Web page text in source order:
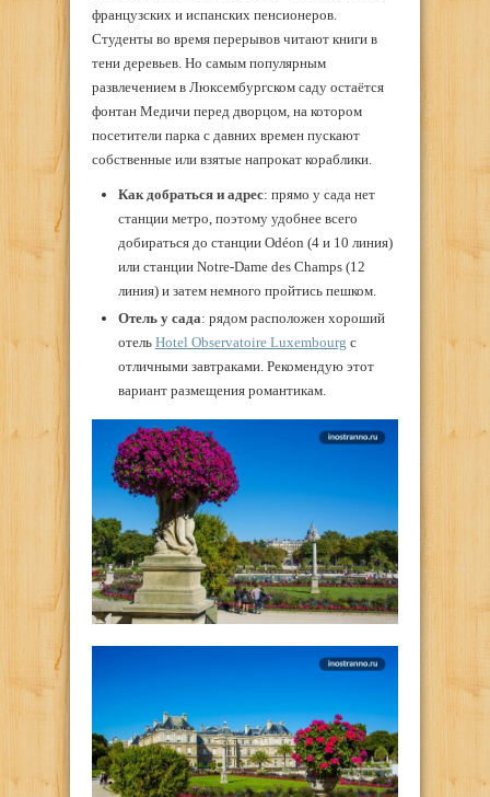
французских и испанских пенсионеров.
Студенты во время перерывов читают книги в
тени деревьев. Но самым популярным
развлечением в Люксембургском саду остаётся
фонтан Медичи перед дворцом, на котором
посетители парка с давних времен пускают
собственные или взятые напрокат кораблики.
Как добраться и адрес: прямо у сада нет
станции метро, поэтому удобнее всего
добираться до станции Odéon (4 и 10 линия)
или станции Notre-Dame des Champs (12
линия) и затем немного пройтись пешком.
Отель у сада: рядом расположен хороший
отель Hotel Observatoire Luxembourg с
отличными завтраками. Рекомендую этот
вариант размещения романтикам.